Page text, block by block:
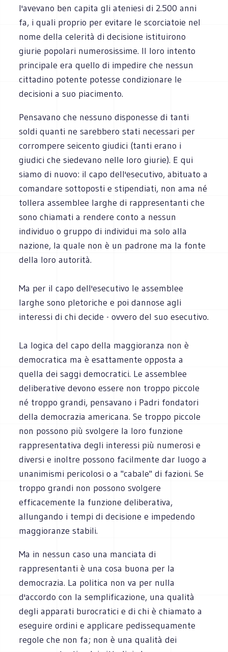
l'avevano ben capita gli ateniesi di 2.500 anni
fa, i quali proprio per evitare le scorciatoie nel
nome della celerità di decisione istituirono
giurie popolari numerosissime. Il loro intento
principale era quello di impedire che nessun
cittadino potente potesse condizionare le
decisioni a suo piacimento.
Pensavano che nessuno disponesse di tanti
soldi quanti ne sarebbero stati necessari per
corrompere seicento giudici (tanti erano i
giudici che siedevano nelle loro giurie). E qui
siamo di nuovo: il capo dell'esecutivo, abituato a
comandare sottoposti e stipendiati, non ama né
tollera assemblee larghe di rappresentanti che
sono chiamati a rendere conto a nessun
individuo o gruppo di individui ma solo alla
nazione, la quale non è un padrone ma la fonte
della loro autorità.
Ma per il capo dell'esecutivo le assemblee
larghe sono pletoriche e poi dannose agli
interessi di chi decide - ovvero del suo esecutivo.
La logica del capo della maggioranza non è
democratica ma è esattamente opposta a
quella dei saggi democratici. Le assemblee
deliberative devono essere non troppo piccole
né troppo grandi, pensavano i Padri fondatori
della democrazia americana. Se troppo piccole
non possono più svolgere la loro funzione
rappresentativa degli interessi più numerosi e
diversi e inoltre possono facilmente dar luogo a
unanimismi pericolosi o a "cabale" di fazioni. Se
troppo grandi non possono svolgere
efficacemente la funzione deliberativa,
allungando i tempi di decisione e impedendo
maggioranze stabili.
Ma in nessun caso una manciata di
rappresentanti è una cosa buona per la
democrazia. La politica non va per nulla
d'accordo con la semplificazione, una qualità
degli apparati burocratici e di chi è chiamato a
eseguire ordini e applicare pedissequamente
regole che non fa; non è una qualità dei